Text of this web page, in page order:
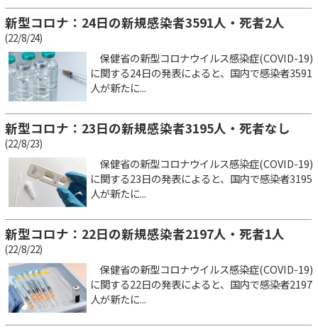
新型コロナ：24日の新規感染者3591人・死者2人
(22/8/24)
保健省の新型コロナウイルス感染症(COVID-19)
に関する24日の発表によると、国内で感染者3591
人が新たに...
新型コロナ：23日の新規感染者3195人・死者なし
(22/8/23)
保健省の新型コロナウイルス感染症(COVID-19)
に関する23日の発表によると、国内で感染者3195
人が新たに...
新型コロナ：22日の新規感染者2197人・死者1人
(22/8/22)
保健省の新型コロナウイルス感染症(COVID-19)
に関する22日の発表によると、国内で感染者2197
人が新たに...